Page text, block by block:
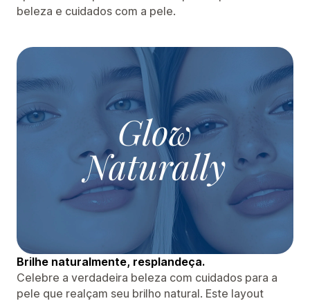
beleza e cuidados com a pele.
Brilhe naturalmente, resplandeça.
Celebre a verdadeira beleza com cuidados para a
pele que realçam seu brilho natural. Este layout